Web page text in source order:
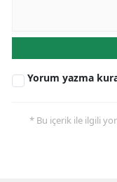
Yorum yazma
* Bu içerik ile ilgili